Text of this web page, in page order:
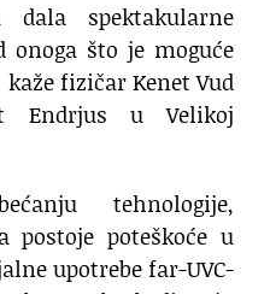
dala spektakularne
onoga što je moguće
fizičar Kenet Vud
Endrjus u Velikoj
tehnologije,
postoje poteškoće u
upotrebe far-UVC-